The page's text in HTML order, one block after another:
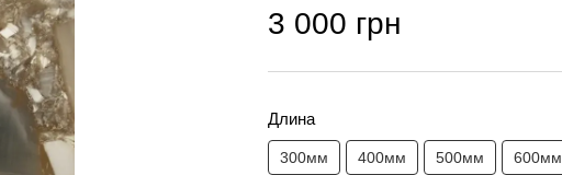
3 000 грн
Длина
300мм 400мм 500мм 600мм